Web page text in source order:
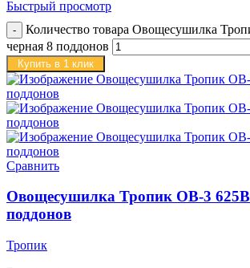
Быстрый просмотр
Количество товара Овощесушилка
черная 8 поддонов
Купить в 1 клик
Сравнить
Овощесушилка Тропик ОВ-3
поддонов
Тропик